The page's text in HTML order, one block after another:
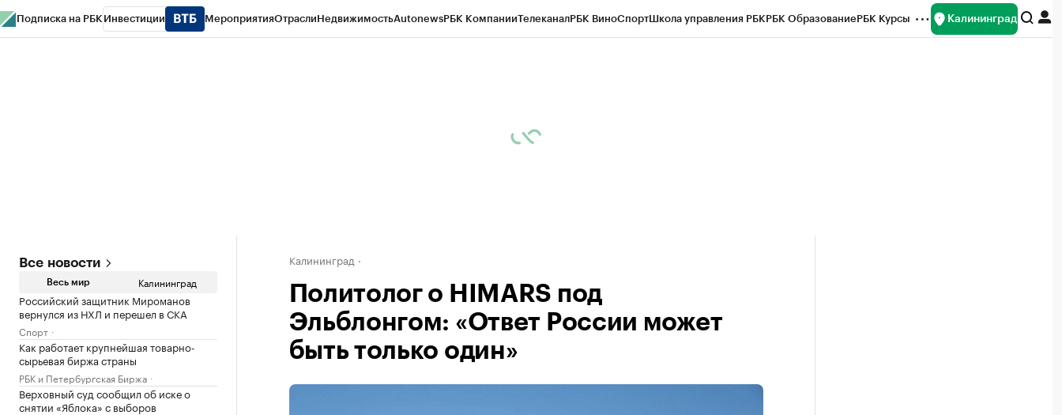
Подписка на РБК Инвестиции МероприятияОтраслиНедвижимостьAutonewsРБК КомпанииТелеканалРБК ВиноСпортШкола управления РБКРБК ОбразованиеРБК Курсы Калининград
Все новости
Весь мир Калининград
Российский защитник Мироманов
вернулся из НХЛ и перешел в СКА
Спорт
Как работает крупнейшая товарно-
сырьевая биржа страны
РБК и Петербургская Биржа
Верховный суд сообщил об иске о
снятии «Яблока» с выборов
Калининград
Политолог о HIMARS под
Эльблонгом: «Ответ России может
быть только один»